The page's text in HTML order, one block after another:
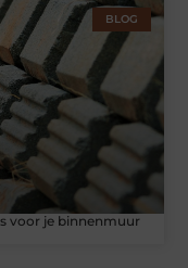
BLOG
voor je binnenmuur